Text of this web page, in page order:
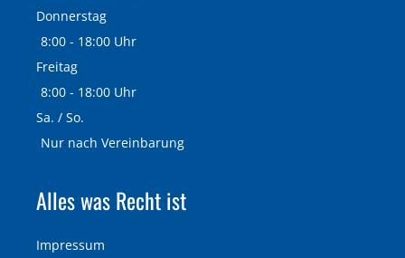
Donnerstag
8:00 - 18:00 Uhr
Freitag
8:00 - 18:00 Uhr
Sa. / So.
Nur nach Vereinbarung
Alles was Recht ist
Impressum